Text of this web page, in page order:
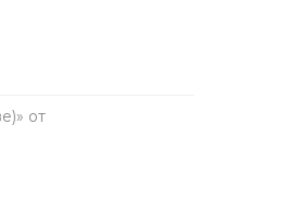
лет. Предварительно